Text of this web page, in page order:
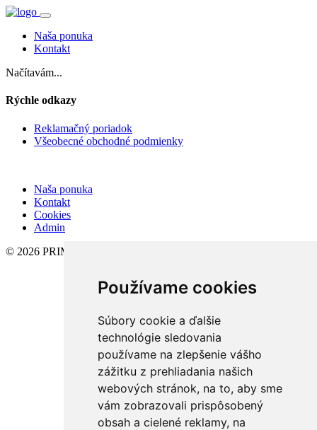
Používame cookies
Súbory cookie a ďalšie
technológie sledovania
používame na zlepšenie vášho
zážitku z prehliadania našich
webových stránok, na to, aby sme
vám zobrazovali prispôsobený
obsah a cielené reklamy, na
Naša ponuka
Kontakt
Načítavám...
Rýchle odkazy
Reklamačný poriadok
Všeobecné obchodné podmienky
Naša ponuka
Kontakt
Cookies
Admin
© 2026 PRIMA reality s.r.o.